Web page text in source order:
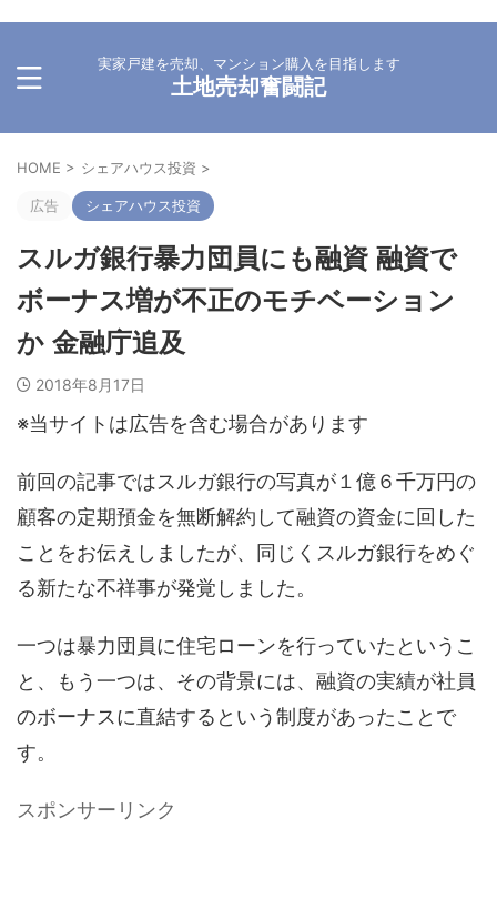
実家戸建を売却、マンション購入を目指します
土地売却奮闘記
HOME > シェアハウス投資 >
広告 シェアハウス投資
スルガ銀行暴力団員にも融資 融資で
ボーナス増が不正のモチベーション
か 金融庁追及
2018年8月17日
※当サイトは広告を含む場合があります
前回の記事ではスルガ銀行の写真が１億６千万円の
顧客の定期預金を無断解約して融資の資金に回した
ことをお伝えしましたが、同じくスルガ銀行をめぐ
る新たな不祥事が発覚しました。
一つは暴力団員に住宅ローンを行っていたというこ
と、もう一つは、その背景には、融資の実績が社員
のボーナスに直結するという制度があったことで
す。
スポンサーリンク